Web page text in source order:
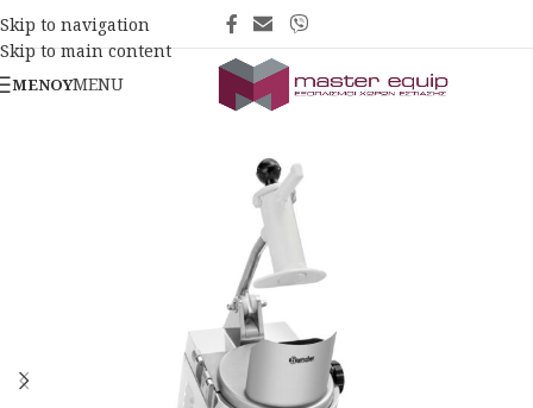
Skip to navigation
Skip to main content
ΜΕΝΟΎMENU